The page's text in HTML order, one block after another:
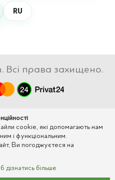
RU
Всі права захищено.
cookie, які допомагають нам
і функціональним.
Ви погоджуєтеся на
дізнатись більше